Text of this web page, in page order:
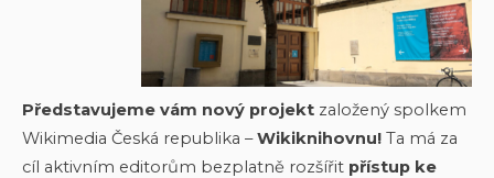
Představujeme vám nový projekt založený spolkem
Wikimedia Česká republika –Wikiknihovnu! Ta má za
cíl aktivním editorům bezplatně rozšířit přístup ke